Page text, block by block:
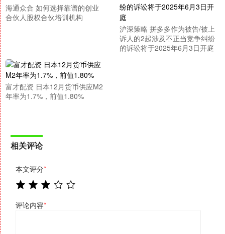
海通众合 如何选择靠谱的创业
合伙人股权合伙培训机构
沪深策略 拼多多作为被告/被上
诉人的2起涉及不正当竞争纠纷
的诉讼将于2025年6月3日开庭
富才配资 日本12月货币供应M2
年率为1.7%，前值1.80%
相关评论
本文评分*
评论内容*